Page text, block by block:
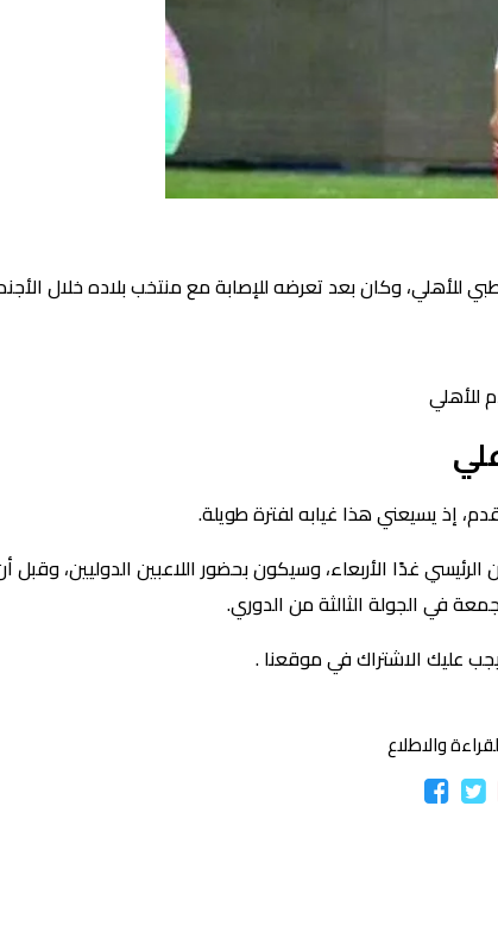
للأهلي، وكان بعد تعرضه للإصابة مع منتخب بلاده خلال
للأهلي
إذ يسيعني هذا غيابه لفترة طويلة.
غدًا الأربعاء، وسيكون بحضور اللاعبين الدوليين، وقبل
في الجولة الثالثة من الدوري.
عليك الاشتراك في موقعنا .
والاطلاع